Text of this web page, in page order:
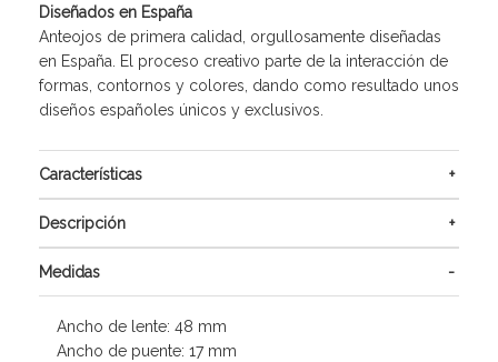
Diseñados en España
Anteojos de primera calidad, orgullosamente diseñadas
en España. El proceso creativo parte de la interacción de
formas, contornos y colores, dando como resultado unos
diseños españoles únicos y exclusivos.
Características
Descripción
Medidas
Ancho de lente: 48 mm
Ancho de puente: 17 mm